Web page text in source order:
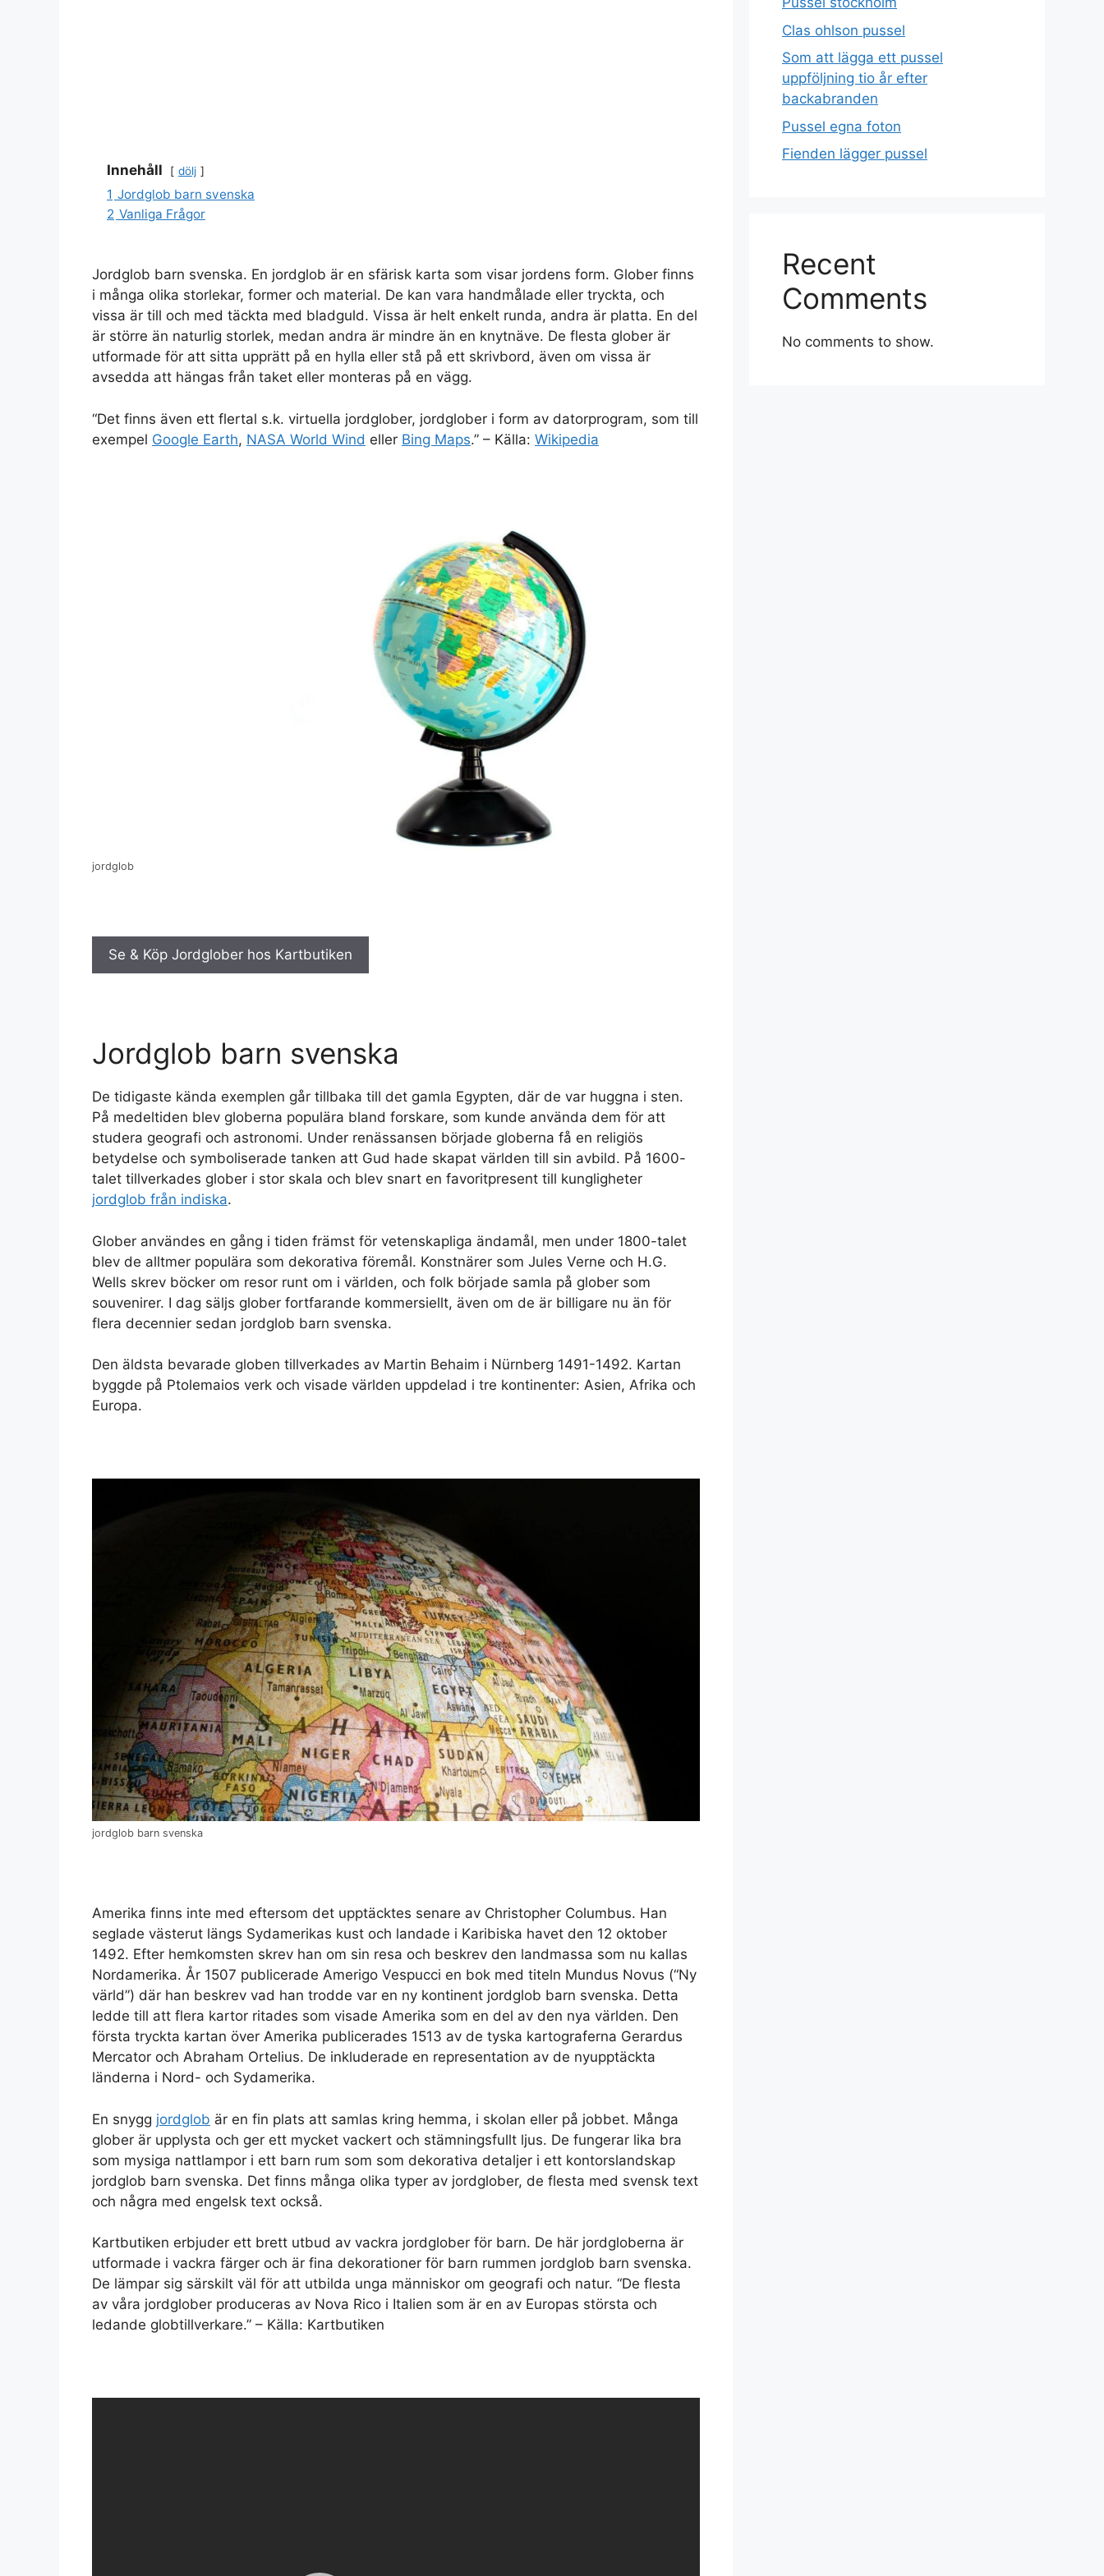
Innehåll dölj
1 Jordglob barn svenska
2 Vanliga Frågor
Jordglob barn svenska. En jordglob är en sfärisk karta som visar jordens form. Glober finns
i många olika storlekar, former och material. De kan vara handmålade eller tryckta, och
vissa är till och med täckta med bladguld. Vissa är helt enkelt runda, andra är platta. En del
är större än naturlig storlek, medan andra är mindre än en knytnäve. De flesta glober är
utformade för att sitta upprätt på en hylla eller stå på ett skrivbord, även om vissa är
avsedda att hängas från taket eller monteras på en vägg.
“Det finns även ett flertal s.k. virtuella jordglober, jordglober i form av datorprogram, som till
exempel Google Earth, NASA World Wind eller Bing Maps.” – Källa: Wikipedia
jordglob
Se & Köp Jordglober hos Kartbutiken
Jordglob barn svenska
De tidigaste kända exemplen går tillbaka till det gamla Egypten, där de var huggna i sten.
På medeltiden blev globerna populära bland forskare, som kunde använda dem för att
studera geografi och astronomi. Under renässansen började globerna få en religiös
betydelse och symboliserade tanken att Gud hade skapat världen till sin avbild. På 1600-
talet tillverkades glober i stor skala och blev snart en favoritpresent till kungligheter
jordglob från indiska.
Glober användes en gång i tiden främst för vetenskapliga ändamål, men under 1800-talet
blev de alltmer populära som dekorativa föremål. Konstnärer som Jules Verne och H.G.
Wells skrev böcker om resor runt om i världen, och folk började samla på glober som
souvenirer. I dag säljs glober fortfarande kommersiellt, även om de är billigare nu än för
flera decennier sedan jordglob barn svenska.
Den äldsta bevarade globen tillverkades av Martin Behaim i Nürnberg 1491-1492. Kartan
byggde på Ptolemaios verk och visade världen uppdelad i tre kontinenter: Asien, Afrika och
Europa.
jordglob barn svenska
Amerika finns inte med eftersom det upptäcktes senare av Christopher Columbus. Han
seglade västerut längs Sydamerikas kust och landade i Karibiska havet den 12 oktober
1492. Efter hemkomsten skrev han om sin resa och beskrev den landmassa som nu kallas
Nordamerika. År 1507 publicerade Amerigo Vespucci en bok med titeln Mundus Novus (“Ny
värld”) där han beskrev vad han trodde var en ny kontinent jordglob barn svenska. Detta
ledde till att flera kartor ritades som visade Amerika som en del av den nya världen. Den
första tryckta kartan över Amerika publicerades 1513 av de tyska kartograferna Gerardus
Mercator och Abraham Ortelius. De inkluderade en representation av de nyupptäckta
länderna i Nord- och Sydamerika.
En snygg jordglob är en fin plats att samlas kring hemma, i skolan eller på jobbet. Många
glober är upplysta och ger ett mycket vackert och stämningsfullt ljus. De fungerar lika bra
som mysiga nattlampor i ett barn rum som som dekorativa detaljer i ett kontorslandskap
jordglob barn svenska. Det finns många olika typer av jordglober, de flesta med svensk text
och några med engelsk text också.
Kartbutiken erbjuder ett brett utbud av vackra jordglober för barn. De här jordgloberna är
utformade i vackra färger och är fina dekorationer för barn rummen jordglob barn svenska.
De lämpar sig särskilt väl för att utbilda unga människor om geografi och natur. “De flesta
av våra jordglober produceras av Nova Rico i Italien som är en av Europas största och
ledande globtillverkare.” – Källa: Kartbutiken
Clas ohlson pussel
Som att lägga ett pussel
uppföljning tio år efter
backabranden
Pussel egna foton
Fienden lägger pussel
Recent
Comments
No comments to show.